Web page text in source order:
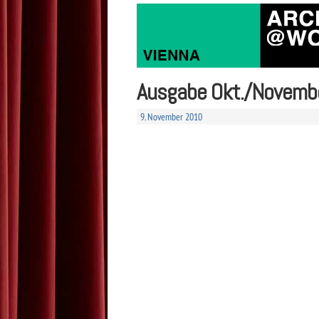
Ausgabe Okt./
9. November 2010